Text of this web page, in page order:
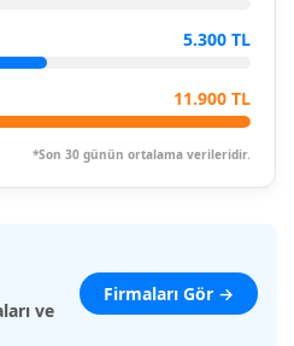
5.300 TL
11.900 TL
*Son 30 günün ortalama verileridir.
ve
Firmaları Gör →